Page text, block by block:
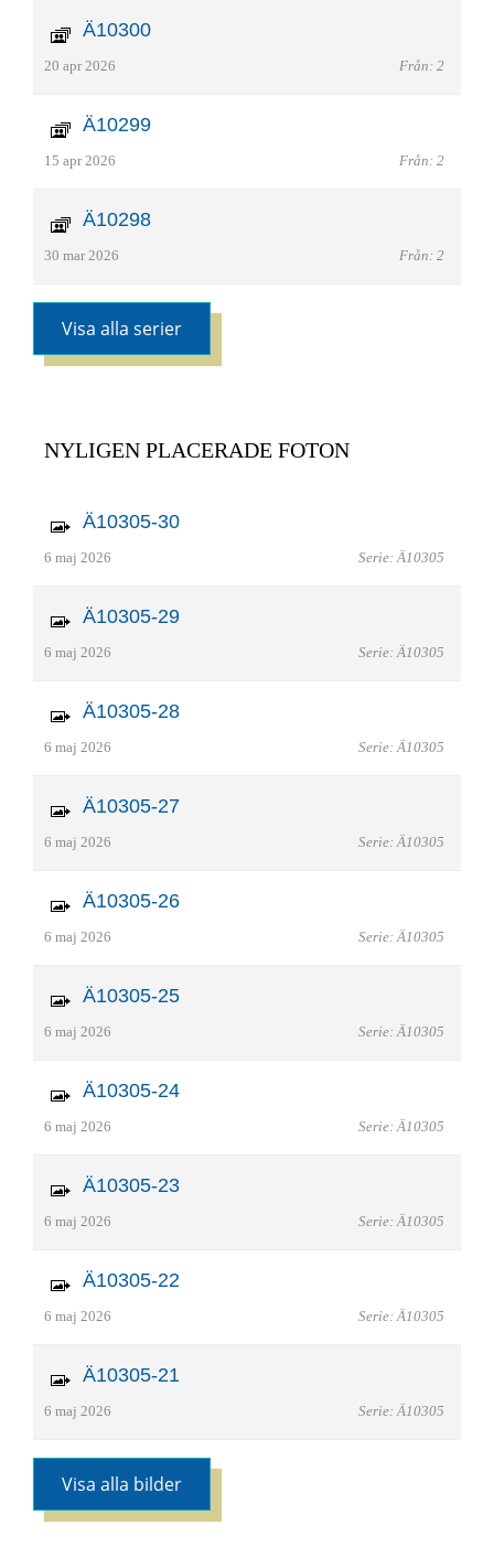
Ä10300
20 apr 2026 Från: 2
Ä10299
15 apr 2026 Från: 2
Ä10298
30 mar 2026 Från: 2
Visa alla serier
NYLIGEN PLACERADE FOTON
Ä10305-30
6 maj 2026 Serie: Ä10305
Ä10305-29
6 maj 2026 Serie: Ä10305
Ä10305-28
6 maj 2026 Serie: Ä10305
Ä10305-27
6 maj 2026 Serie: Ä10305
Ä10305-26
6 maj 2026 Serie: Ä10305
Ä10305-25
6 maj 2026 Serie: Ä10305
Ä10305-24
6 maj 2026 Serie: Ä10305
Ä10305-23
6 maj 2026 Serie: Ä10305
Ä10305-22
6 maj 2026 Serie: Ä10305
Ä10305-21
6 maj 2026 Serie: Ä10305
Visa alla bilder